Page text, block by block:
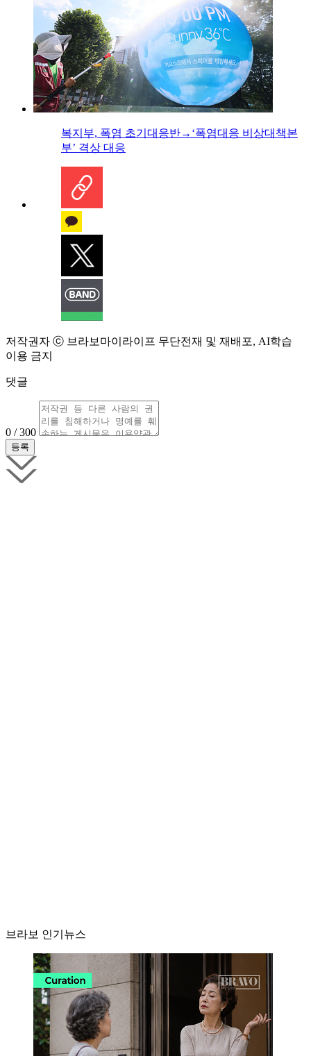
복지부, 폭염 초기대응반→‘폭염대응 비상대책본
부’ 격상 대응
저작권자 ⓒ 브라보마이라이프 무단전재 및 재배포, AI학습
이용 금지
댓글
0 / 300
브라보 인기뉴스